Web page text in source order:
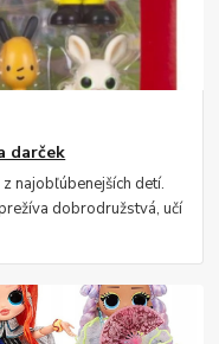
darček
najobľúbenejších detí.
dobrodružstvá, učí